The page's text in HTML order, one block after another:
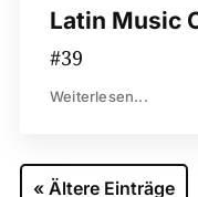
Latin Music
#39
Weiterlesen...
« Ältere Einträge